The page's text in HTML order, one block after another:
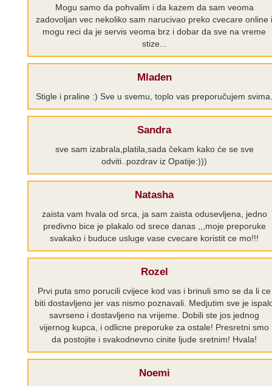
Mogu samo da pohvalim i da kazem da sam veoma
zadovoljan vec nekoliko sam narucivao preko cvecare online i
mogu reci da je servis veoma brz i dobar da sve na vreme
stize...
Mladen
Stigle i praline :) Sve u svemu, toplo vas preporučujem svima.
Sandra
sve sam izabrala,platila,sada čekam kako će se sve
odviti..pozdrav iz Opatije:)))
Natasha
zaista vam hvala od srca, ja sam zaista odusevljena, jedno
predivno bice je plakalo od srece danas ,,,moje preporuke
svakako i buduce usluge vase cvecare koristit ce mo!!!
Rozel
Prvi puta smo porucili cvijece kod vas i brinuli smo se da li ce
biti dostavljeno jer vas nismo poznavali. Medjutim sve je
savrseno i dostavljeno na vrijeme. Dobili ste jos jednog
vijernog kupca, i odlicne preporuke za ostale! Presretni smo
da postojite i svakodnevno cinite ljude sretnim! Hvala!
Noemi